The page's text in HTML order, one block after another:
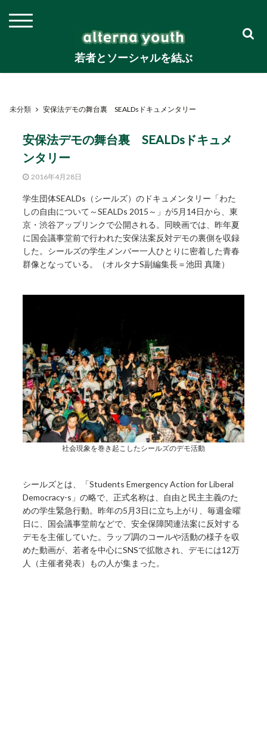
若者とソーシャルを結ぶ
未分類 安保法デモの舞台裏 SEALDsドキュメンタリー
安保法デモの舞台裏 SEALDsドキュメ
ンタリー
2016年4月28日
学生団体SEALDs（シールズ）のドキュメンタリー「わた
しの自由について～SEALDs 2015～」が5月14日から、東
京・渋谷アップリンクで公開される。同映画では、昨年夏
に国会議事堂前で行われた安保法案反対デモの裏側を収録
した。シールズの学生メンバー一人ひとりに密着した青春
群像となっている。（オルタナS副編集長＝池田 真隆）
社会現象を巻き起こしたシールズのデモ活動
シールズとは、「Students Emergency Action for Liberal
Democracy-s」の略で、正式名称は、自由と民主主義のた
めの学生緊急行動。昨年の5月3日に立ち上がり、毎週金曜
日に、国会議事堂前などで、安全保障関連法案に反対する
デモを主催していた。ラップ調のコールや活動の様子を収
めた動画が、若者を中心にSNSで拡散され、デモには12万
人（主催者発表）もの人が集まった。